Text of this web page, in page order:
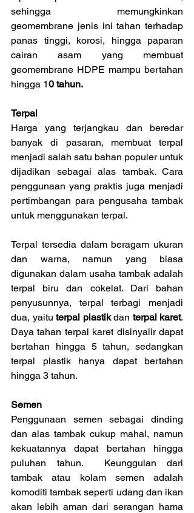
sehingga memungkinkan
geomembrane jenis ini tahan terhadap
panas tinggi, korosi, hingga paparan
cairan asam yang membuat
geomembrane HDPE mampu bertahan
hingga 10 tahun.
Terpal
Harga yang terjangkau dan beredar
banyak di pasaran, membuat terpal
menjadi salah satu bahan populer untuk
dijadikan sebagai alas tambak. Cara
penggunaan yang praktis juga menjadi
pertimbangan para pengusaha tambak
untuk menggunakan terpal.
Terpal tersedia dalam beragam ukuran
dan warna, namun yang biasa
digunakan dalam usaha tambak adalah
terpal biru dan cokelat. Dari bahan
penyusunnya, terpal terbagi menjadi
dua, yaitu terpal plastik dan terpal karet.
Daya tahan terpal karet disinyalir dapat
bertahan hingga 5 tahun, sedangkan
terpal plastik hanya dapat bertahan
hingga 3 tahun.
Semen
Penggunaan semen sebagai dinding
dan alas tambak cukup mahal, namun
kekuatannya dapat bertahan hingga
puluhan tahun.  Keunggulan dari
tambak atau kolam semen adalah
komoditi tambak seperti udang dan ikan
akan lebih aman dari serangan hama